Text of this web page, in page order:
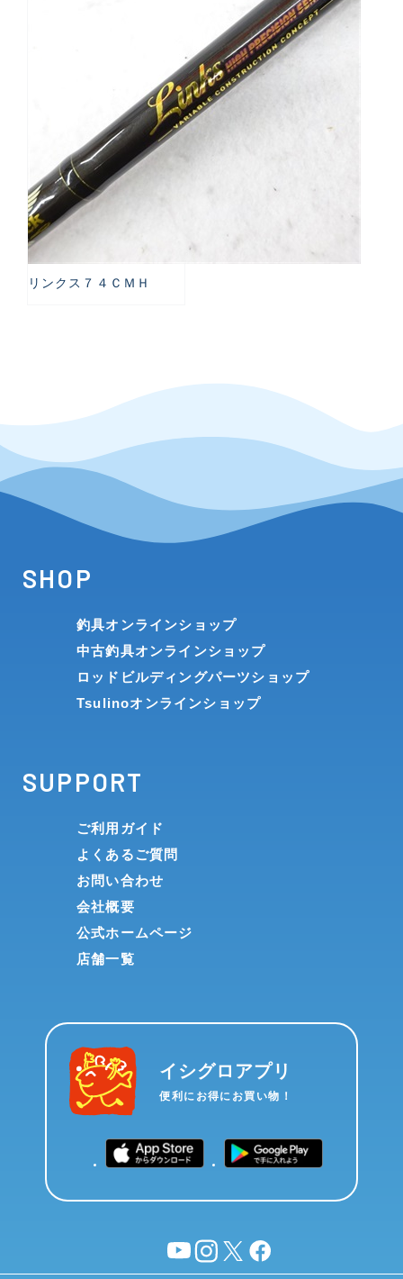
リンクス７４ＣＭＨ
SHOP
釣具オンラインショップ
中古釣具オンラインショップ
ロッドビルディングパーツショップ
Tsulinoオンラインショップ
SUPPORT
ご利用ガイド
よくあるご質問
お問い合わせ
会社概要
公式ホームページ
店舗一覧
イシグロアプリ
便利にお得にお買い物！
YouTubeinstagram
X facebook